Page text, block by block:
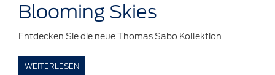
Blooming Skies
Entdecken Sie die neue Thomas Sabo Kollektion
WEITERLESEN